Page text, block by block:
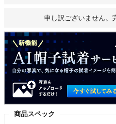
申し訳ございません。
商品スペック